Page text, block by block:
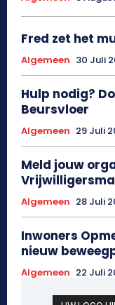
Fred zet het
Algemeen 30 Juli
Hulp nodig?
Beursvloer
Algemeen 29 Juli
Meld jouw
Algemeen 28 Juli
Inwoners
nieuw
Algemeen 22 Juli